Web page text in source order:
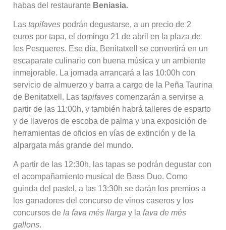
habas del restaurante Beniasia.
Las tapifaves podrán degustarse, a un precio de 2
euros por tapa, el domingo 21 de abril en la plaza de
les Pesqueres. Ese día, Benitatxell se convertirá en un
escaparate culinario con buena música y un ambiente
inmejorable. La jornada arrancará a las 10:00h con
servicio de almuerzo y barra a cargo de la Peña Taurina
de Benitatxell. Las tapifaves comenzarán a servirse a
partir de las 11:00h, y también habrá talleres de esparto
y de llaveros de escoba de palma y una exposición de
herramientas de oficios en vías de extinción y de la
alpargata más grande del mundo.
A partir de las 12:30h, las tapas se podrán degustar con
el acompañamiento musical de Bass Duo. Como
guinda del pastel, a las 13:30h se darán los premios a
los ganadores del concurso de vinos caseros y los
concursos de la fava més llarga y la fava de més
gallons.